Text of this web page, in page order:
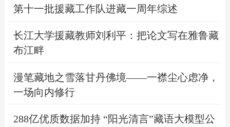
第十一批援藏工作队进藏一周年综述
长江大学援藏教师刘利平：把论文写在雅鲁藏
布江畔
漫笔藏地之雪落甘丹佛境——一襟尘心虑净，
一场向内修行
288亿优质数据加持 “阳光清言”藏语大模型公